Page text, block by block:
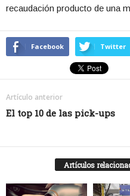
recaudación producto de una
Facebook Twitter
Artículo anterior
El top 10 de las pick-ups
Artículos